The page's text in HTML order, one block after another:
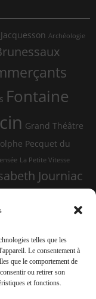
telles que les
Le consentement à
que le comportement de
ou retirer son
et fonctions.
Archéologie
Fontaine
Grand Théâtre
Pecquet du
La Petite Vitesse
Journiac
Forum
Rue de la
Rue du Temple
Thomas